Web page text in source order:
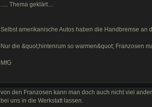
..... Thema geklärt....
Selbst amerikanische Autos haben die Handbremse an
Nur die &quot;hintenrum so warmen&quot; Franzosen
MfG
von den Franzosen kann man doch auch nicht viel
bei uns in die Werkstatt lassen.